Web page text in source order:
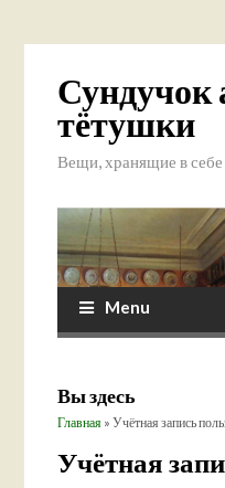
Сундучок
тётушки
Вещи, хранящие в
Menu
Вы здесь
Главная » Учётная запись
Учётная